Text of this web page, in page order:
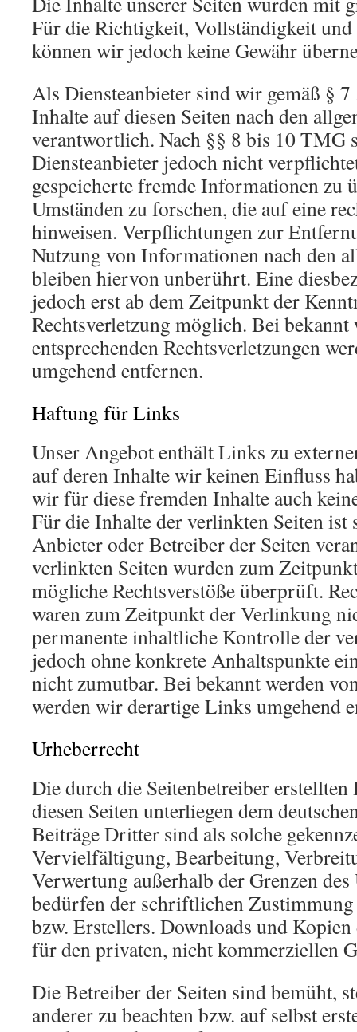
Für die Richtigkeit, Vollständigkeit
können wir jedoch keine Gewähr
Als Diensteanbieter sind wir gemäß §
Inhalte auf diesen Seiten nach den
verantwortlich. Nach §§ 8 bis 10 TMG
Diensteanbieter jedoch nicht
gespeicherte fremde Informationen zu
Umständen zu forschen, die auf eine
hinweisen. Verpflichtungen zur
Nutzung von Informationen nach den
bleiben hiervon unberührt. Eine
jedoch erst ab dem Zeitpunkt der
Rechtsverletzung möglich. Bei bekannt
entsprechenden Rechtsverletzungen
umgehend entfernen.
Haftung für Links
Unser Angebot enthält Links zu
auf deren Inhalte wir keinen Einfluss
wir für diese fremden Inhalte auch
Für die Inhalte der verlinkten Seiten ist
Anbieter oder Betreiber der Seiten
verlinkten Seiten wurden zum
mögliche Rechtsverstöße überprüft.
waren zum Zeitpunkt der Verlinkung
permanente inhaltliche Kontrolle der
jedoch ohne konkrete Anhaltspunkte
nicht zumutbar. Bei bekannt werden
werden wir derartige Links umgehend
Urheberrecht
Die durch die Seitenbetreiber
diesen Seiten unterliegen dem
Beiträge Dritter sind als solche
Vervielfältigung, Bearbeitung,
Verwertung außerhalb der Grenzen
bedürfen der schriftlichen
bzw. Erstellers. Downloads und
für den privaten, nicht kommerziellen
Die Betreiber der Seiten sind bemüht,
anderer zu beachten bzw. auf selbst